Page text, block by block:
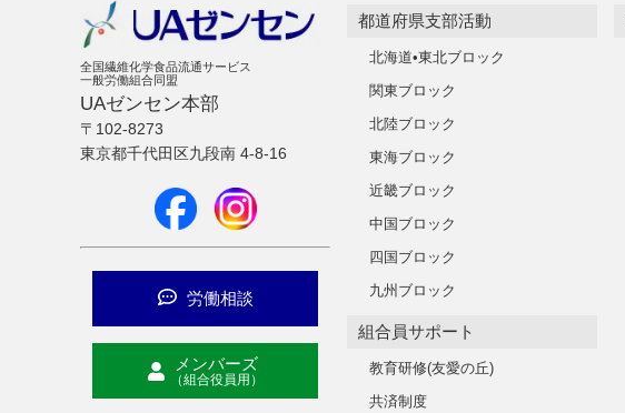
全国繊維化学食品流通サービス
一般労働組合同盟
UAゼンセン本部
〒102-8273
東京都千代田区九段南 4-8-16
労働相談
メンバーズ
（組合役員用）
都道府県支部活動
北海道•東北ブロック
関東ブロック
北陸ブロック
東海ブロック
近畿ブロック
中国ブロック
四国ブロック
九州ブロック
組合員サポート
教育研修(友愛の丘)
共済制度